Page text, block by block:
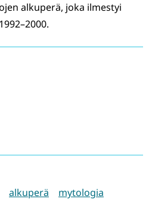
alkuperä, joka ilmestyi
alkuperä
mytologia